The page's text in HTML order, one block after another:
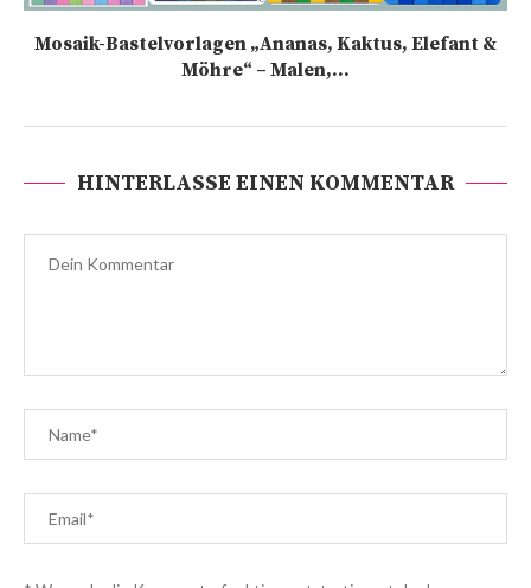
Mosaik-Bastelvorlagen „Ananas, Kaktus, Elefant &
Möhre“ – Malen,...
HINTERLASSE EINEN KOMMENTAR